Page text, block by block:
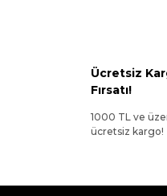
Ücretsiz
Fırsatı!
1000 TL ve
ücretsiz kargo!